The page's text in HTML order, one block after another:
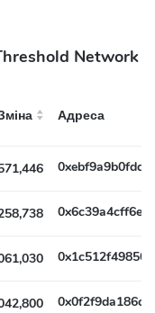
Network
Адреса